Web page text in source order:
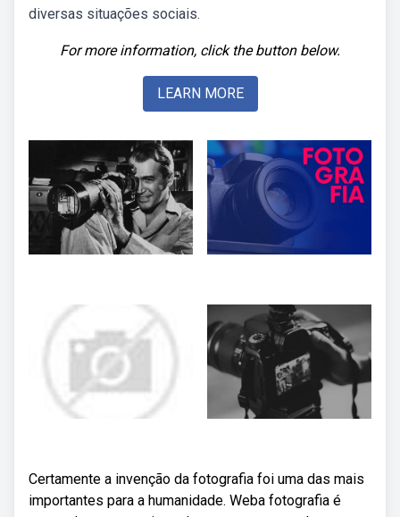
diversas situações sociais.
For more information, click the button below.
LEARN MORE
Certamente a invenção da fotografia foi uma das mais
importantes para a humanidade. Weba fotografia é